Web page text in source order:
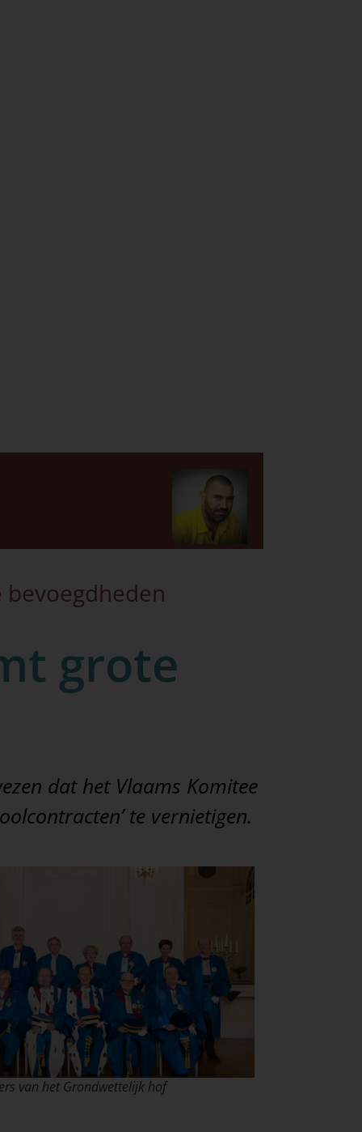
grote
dat het Vlaams Komitee
te vernietigen.
van het Grondwettelijk hof